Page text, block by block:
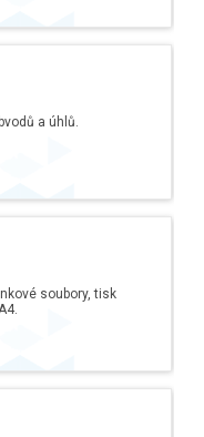
a úhlů.
soubory, tisk